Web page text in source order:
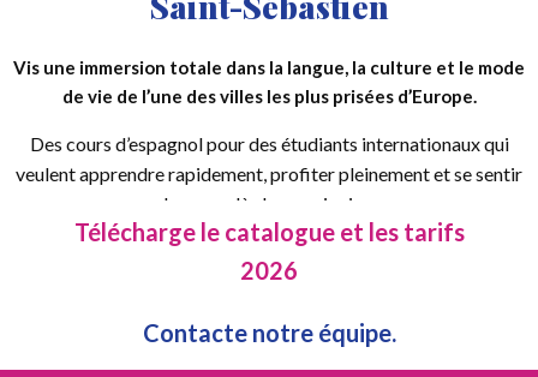
Vis une immersion totale dans la langue, la culture et le mode
de vie de l’une des villes les plus prisées d’Europe.
Des cours d’espagnol pour des étudiants internationaux qui
veulent apprendre rapidement, profiter pleinement et se sentir
chez eux dès le premier jour.
Télécharge le catalogue et les tarifs
2026
Contacte notre équipe.